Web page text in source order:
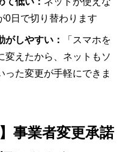
0日で切り替わります
がしやすい：
「スマホを
変えたから、ネットもソ
った変更が手軽にできま
事業者変更承諾